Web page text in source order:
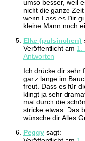
umso besser, weil
nicht die ganze
wenn.Lass es Dir
kleine Mann noch
Elke (pulsinchen)
Veröffentlicht am 1.
Antworten
Ich drücke dir sehr
ganz lange im
freut. Dass es für
klingt ja sehr
mal durch die
stricke etwas. Das
wünsche dir Alles
Peggy sagt: